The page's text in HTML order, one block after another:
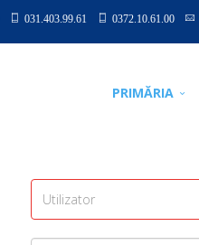
031.403.99.61 0372.10.61.00
PRIMĂRIA